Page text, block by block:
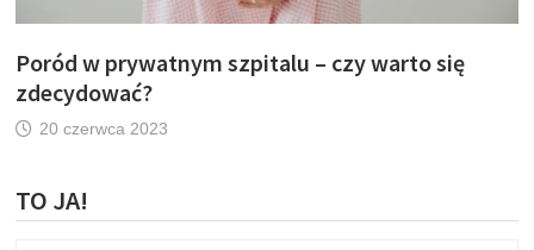
Poród w prywatnym szpitalu – czy warto się
zdecydować?
20 czerwca 2023
TO JA!